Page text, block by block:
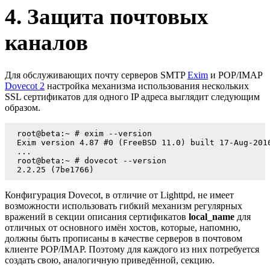
4. Защита почтовых
каналов
Для обслуживающих почту серверов SMTPExim и POP/IMAP
Dovecot 2 настройка механизма использования нескольких
SSL сертификатов для одного IP адреса выглядит следующим
образом.
root@beta:~ # exim --version
Exim version 4.87 #0 (FreeBSD 11.0) built 17-Aug-
...
root@beta:~ # dovecot --version
2.2.25 (7be1766)
Конфигурация Dovecot, в отличие от Lighttpd, не имеет
возможности использовать гибкий механизм регулярных
вражений в секции описания сертификатов local_name для
отличных от основного имён хостов, которые, напомню,
должны быть прописаны в качестве серверов в почтовом
клиенте POP/IMAP. Поэтому для каждого из них потребуется
создать свою, аналогичную приведённой, секцию.